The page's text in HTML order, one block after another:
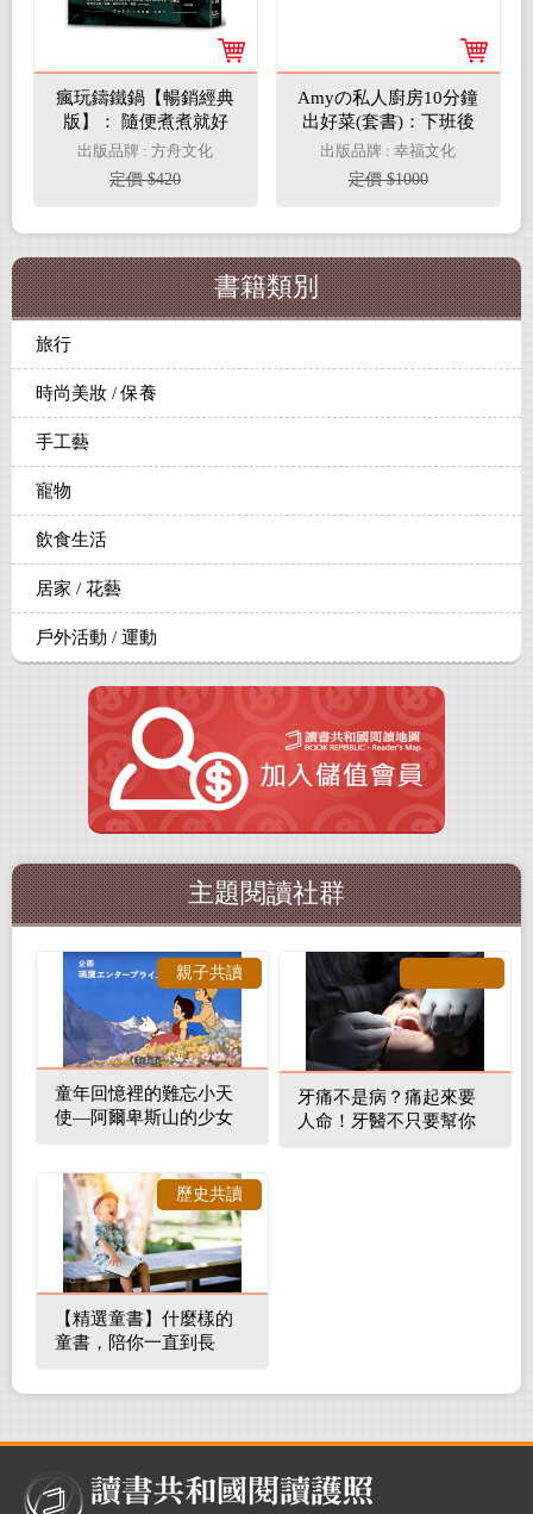
瘋玩鑄鐵鍋【暢銷經典
版】： 隨便煮煮就好
吃，美味秒殺！
出版品牌 : 方舟文化
定價 $420
Amyの私人廚房10分鐘
出好菜(套書)：下班後
快速料理+一日兩餐快
速料理
出版品牌 : 幸福文化
定價 $1000
書籍類別
旅行
時尚美妝 / 保養
手工藝
寵物
飲食生活
居家 / 花藝
戶外活動 / 運動
主題閱讀社群
童年回憶裡的難忘小天
使—阿爾卑斯山的少女
親子共讀
牙痛不是病？痛起來要
人命！牙醫不只要幫你
【精選童書】什麼樣的
童書，陪你一直到長
歷史共讀